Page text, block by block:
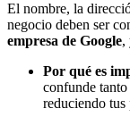
El nombre, la
negocio deben ser
empresa de Google,
Por qué es
confunde tanto
reduciendo